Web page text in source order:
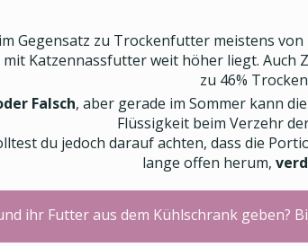
Gegensatz zu Trockenfutter meistens von
Katzennassfutter weit höher liegt.
zu 46%
Falsch, aber gerade im Sommer kann die
Flüssigkeit beim Verzehr
du jedoch darauf achten, dass die
lange offen herum,
ihr Futter aus dem Kühlschrank geben?